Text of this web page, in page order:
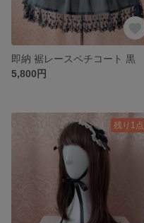
即納 裾レースペチコート 黒
5,800円
残り1点